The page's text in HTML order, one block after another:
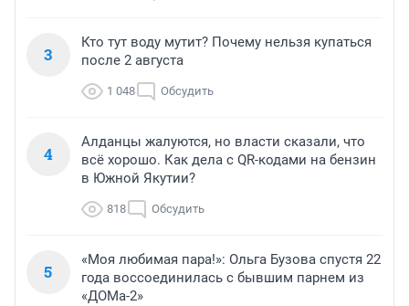
3
Кто тут воду мутит? Почему нельзя купаться
после 2 августа
1 048 Обсудить
4
Алданцы жалуются, но власти сказали, что
всё хорошо. Как дела с QR-кодами на бензин
в Южной Якутии?
818 Обсудить
5
«Моя любимая пара!»: Ольга Бузова спустя 22
года воссоединилась с бывшим парнем из
«ДОМа-2»